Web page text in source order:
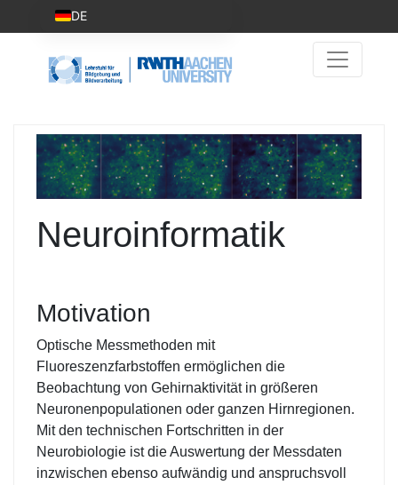
Neuroinformatik
Motivation
Optische Messmethoden mit
Fluoreszenzfarbstoffen ermöglichen die
Beobachtung von Gehirnaktivität in größeren
Neuronenpopulationen oder ganzen Hirnregionen.
Mit den technischen Fortschritten in der
Neurobiologie ist die Auswertung der Messdaten
inzwischen ebenso aufwändig und anspruchsvoll
DE